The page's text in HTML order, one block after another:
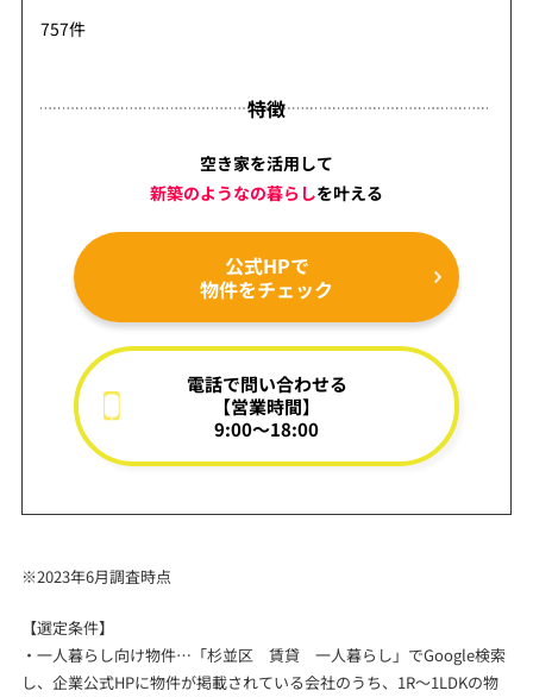
757件
特徴
空き家を活用して
新築のようなの暮らしを叶える
公式HPで
物件をチェック
電話で問い合わせる
【営業時間】
9:00～18:00
※2023年6月調査時点
【選定条件】
・一人暮らし向け物件…「杉並区 賃貸 一人暮らし」でGoogle検索
し、企業公式HPに物件が掲載されている会社のうち、1R～1LDKの物